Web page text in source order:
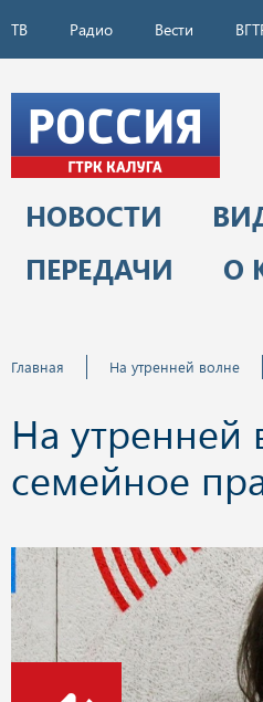
ТВ Радио Вести
НОВОСТИ
ПЕРЕДАЧИ
О
Главная На утренней волне
На утренней
семейное